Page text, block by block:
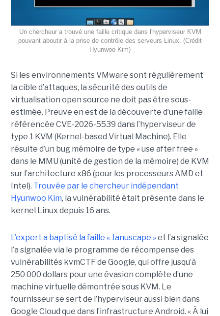
Un chercheur a trouvé une faille critique dans l'hyperviseur KVM
pouvant aboutir à la prise de contrôle des serveurs Linux. (Crédit
Hyunwoo Kim)
Si les environnements VMware sont régulièrement
la cible d’attaques, la sécurité des outils de
virtualisation open source ne doit pas être sous-
estimée. Preuve en est de la découverte d’une faille
référencée CVE-2026-5539 dans l’hyperviseur de
type 1 KVM (Kernel-based Virtual Machine). Elle
résulte d’un bug mémoire de type « use after free »
dans le MMU (unité de gestion de la mémoire) de KVM
sur l’architecture x86 (pour les processeurs AMD et
Intel). Trouvée par le chercheur indépendant
Hyunwoo Kim, la vulnérabilité était présente dans le
kernel Linux depuis 16 ans.
L’expert a baptisé la faille « Januscape »et l’a signalée
l’a signalée via le programme de récompense des
vulnérabilités kvmCTF de Google, qui offre jusqu’à
250 000 dollars pour une évasion complète d’une
machine virtuelle démontrée sous KVM. Le
fournisseur se sert de l’hyperviseur aussi bien dans
Google Cloud que dans l’infrastructure Android. « À lui